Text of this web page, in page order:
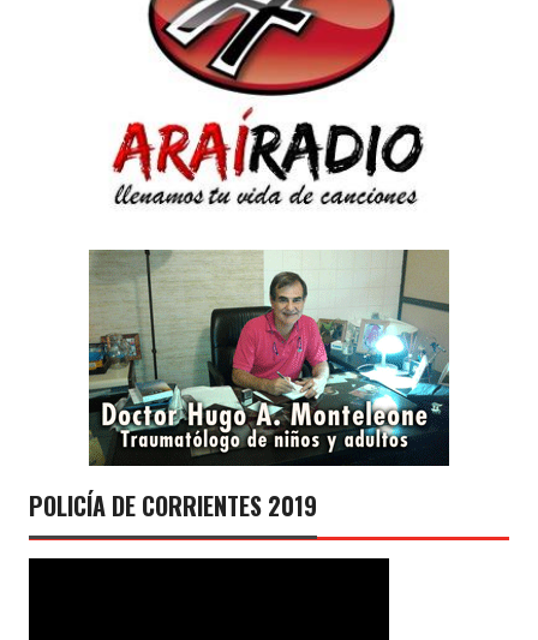
POLICÍA DE CORRIENTES 2019